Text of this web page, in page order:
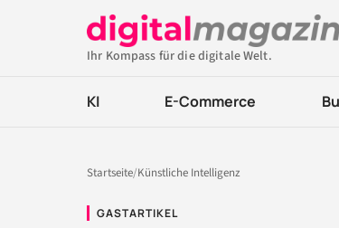
Ihr Kompass für die digitale Welt.
KI E-Commerce
Startseite/Künstliche Intelligenz
GASTARTIKEL